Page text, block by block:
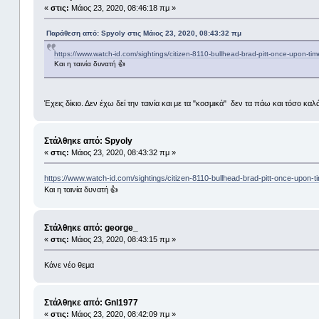
« στις: Μάιος 23, 2020, 08:46:18 πμ »
Παράθεση από: Spyoly στις Μάιος 23, 2020, 08:43:32 πμ
https://www.watch-id.com/sightings/citizen-8110-bullhead-brad-pitt-once-upon-
Και η ταινία δυνατή 👍
Έχεις δίκιο. Δεν έχω δεί την ταινία και με τα "κοσμικά" δεν τα πάω και τόσο
Στάλθηκε από: Spyoly
« στις: Μάιος 23, 2020, 08:43:32 πμ »
https://www.watch-id.com/sightings/citizen-8110-bullhead-brad-pitt-once-upon-
Και η ταινία δυνατή 👍
Στάλθηκε από: george_
« στις: Μάιος 23, 2020, 08:43:15 πμ »
Κάνε νέο θεμα
Στάλθηκε από: Gnl1977
« στις: Μάιος 23, 2020, 08:42:09 πμ »